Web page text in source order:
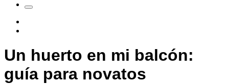
Un huerto en mi balcón:
guía para novatos